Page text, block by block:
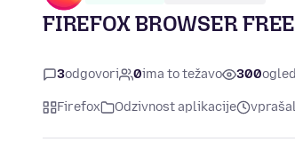
FIREFOX BROWSER
3odgovori 0ima to težavo 300
Firefox Odzivnost aplikacije